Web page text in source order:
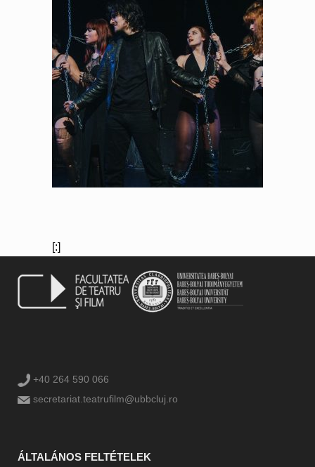
[:]
+40 264 590 066
secretariat.teatrufilm@ubbcluj.ro
ÁLTALÁNOS FELTÉTELEK